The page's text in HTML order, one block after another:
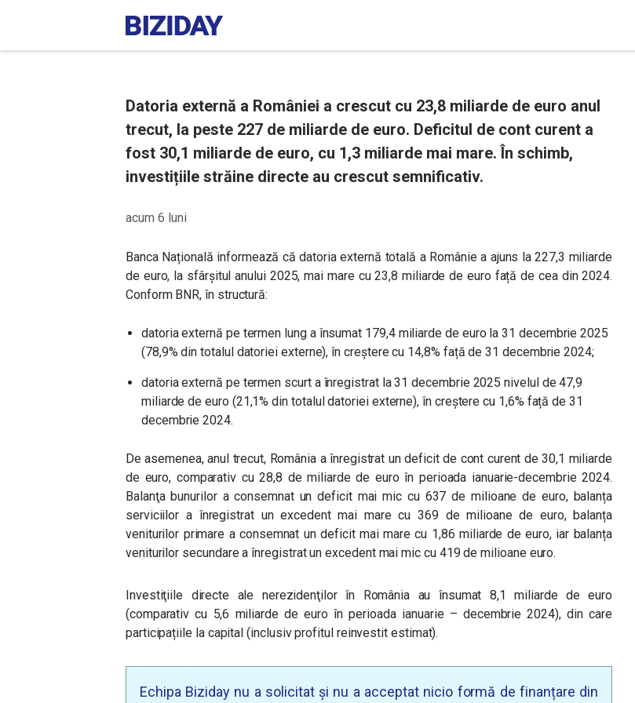
Datoria externă a României a crescut cu 23,8 miliarde de euro anul
trecut, la peste 227 de miliarde de euro. Deficitul de cont curent a
fost 30,1 miliarde de euro, cu 1,3 miliarde mai mare. În schimb,
investițiile străine directe au crescut semnificativ.
acum 6 luni
Banca Națională informează că datoria externă totală a Românie a ajuns la 227,3 miliarde
de euro, la sfârșitul anului 2025, mai mare cu 23,8 miliarde de euro față de cea din 2024.
Conform BNR, în structură:
datoria externă pe termen lung a însumat 179,4 miliarde de euro la 31 decembrie 2025
(78,9% din totalul datoriei externe), în creștere cu 14,8% față de 31 decembrie 2024;
datoria externă pe termen scurt a înregistrat la 31 decembrie 2025 nivelul de 47,9
miliarde de euro (21,1% din totalul datoriei externe), în creștere cu 1,6% față de 31
decembrie 2024.
De asemenea, anul trecut, România a înregistrat un deficit de cont curent de 30,1 miliarde
de euro, comparativ cu 28,8 de miliarde de euro în perioada ianuarie-decembrie 2024.
Balanţa bunurilor a consemnat un deficit mai mic cu 637 de milioane de euro, balanța
serviciilor a înregistrat un excedent mai mare cu 369 de milioane de euro, balanța
veniturilor primare a consemnat un deficit mai mare cu 1,86 miliarde de euro, iar balanța
veniturilor secundare a înregistrat un excedent mai mic cu 419 de milioane euro.
Investiţiile directe ale nerezidenţilor în România au însumat 8,1 miliarde de euro
(comparativ cu 5,6 miliarde de euro în perioada ianuarie – decembrie 2024), din care
participațiile la capital (inclusiv profitul reinvestit estimat).
Echipa Biziday nu a solicitat și nu a acceptat nicio formă de finanțare din